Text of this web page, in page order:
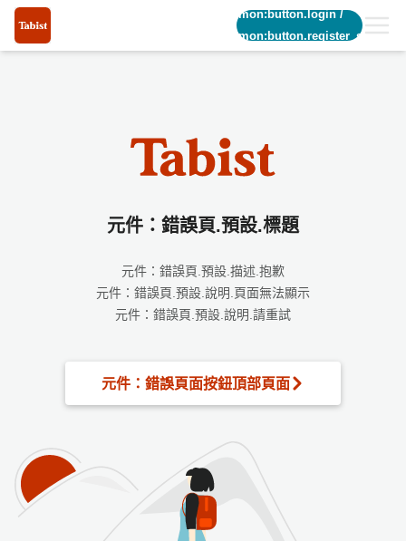
common:button.login/
common:button.register_short
元件：錯誤頁.預設.標題
元件：錯誤頁.預設.描述.抱歉
元件：錯誤頁.預設.說明.頁面無法顯示
元件：錯誤頁.預設.說明.請重試
元件：錯誤頁面按鈕頂部頁面